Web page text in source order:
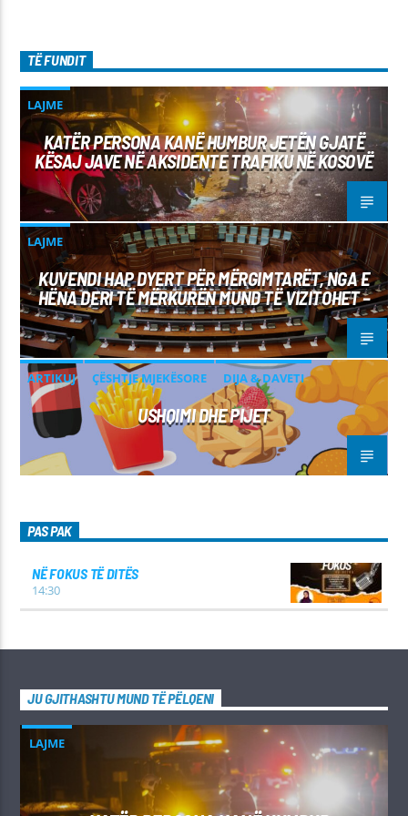
TË FUNDIT
LAJME
KATËR PERSONA KANË HUMBUR JETËN GJATË
KËSAJ JAVE NË AKSIDENTE TRAFIKU NË KOSOVË
LAJME
KUVENDI HAP DYERT PËR MËRGIMTARËT, NGA E
HËNA DERI TË MËRKURËN MUND TË VIZITOHET –
ARTIKUJ ÇËSHTJE MJEKËSORE DIJA & DAVETI
USHQIMI DHE PIJET
PAS PAK
NË FOKUS TË DITËS
14:30
JU GJITHASHTU MUND TË PËLQENI
LAJME